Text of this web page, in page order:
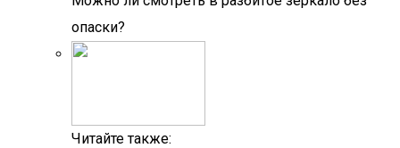
опаски?
Читайте также: